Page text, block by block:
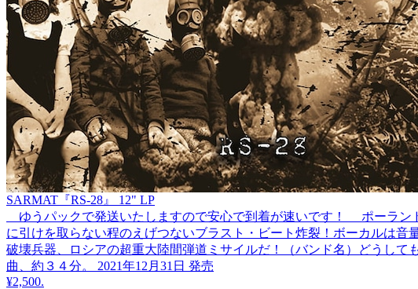
SARMAT『RS​-​28』 12" LP
ゆうパックで発送いたしますので安心で到着が速いです！ ポーラン
に引けを取らない程のえげつないブラスト・ビート炸裂！ボーカルは
破壊兵器、ロシアの超重大陸間弾道ミサイルだ！（バンド名）どうし
曲、約３４分。 2021年12月31日 発売
¥2,500.